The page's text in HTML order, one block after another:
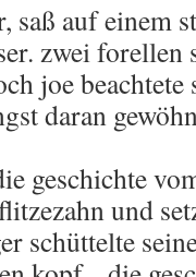
saß auf einem
zwei forellen
joe
daran
geschichte
und
schüttelte